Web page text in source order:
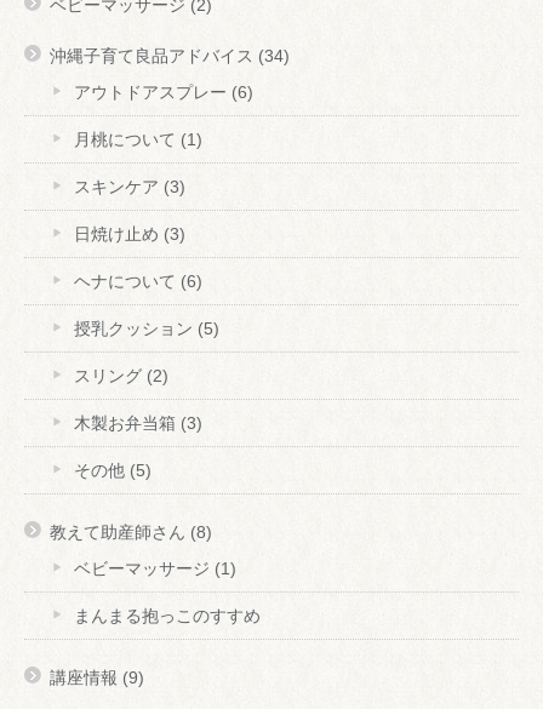
ベビーマッサージ (2)
沖縄子育て良品アドバイス (34)
アウトドアスプレー (6)
月桃について (1)
スキンケア (3)
日焼け止め (3)
ヘナについて (6)
授乳クッション (5)
スリング (2)
木製お弁当箱 (3)
その他 (5)
教えて助産師さん (8)
ベビーマッサージ (1)
まんまる抱っこのすすめ
講座情報 (9)